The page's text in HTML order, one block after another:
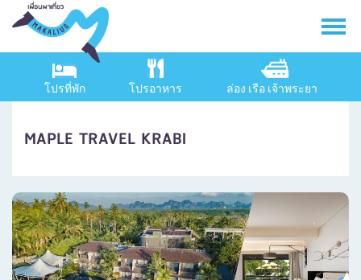
โปรที่พัก โปรอาหาร ล่อง เรือ เจ้าพระยา
MAPLE TRAVEL KRABI